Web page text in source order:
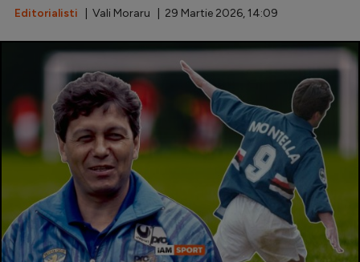
Champions League
Europa League
Conference League
CM 2026
Premier League
LaLiga
Editorialisti | Vali Moraru | 29 Martie 2026, 14:09